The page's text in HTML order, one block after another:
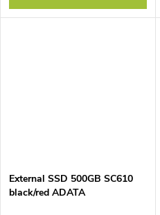
External SSD 500GB SC610
black/red ADATA